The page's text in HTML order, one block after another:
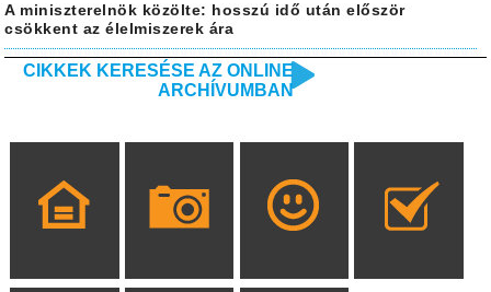
A miniszterelnök közölte: hosszú idő után először
csökkent az élelmiszerek ára
CIKKEK KERESÉSE AZ ONLINE
ARCHÍVUMBAN